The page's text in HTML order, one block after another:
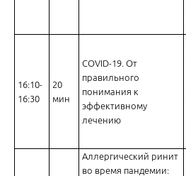
16:10-
16:30
20
мин
COVID-19. От
правильного
понимания к
эффективному
лечению
Аллергический ринит
во время пандемии: